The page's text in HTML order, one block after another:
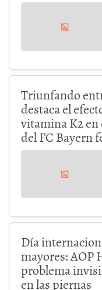
Triunfando
destaca el
vitamina K2
del FC Bayern
Día
mayores: AOP
problema
en las piernas